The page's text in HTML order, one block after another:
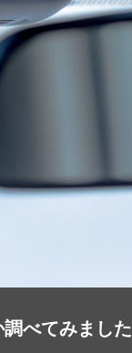
べてみました